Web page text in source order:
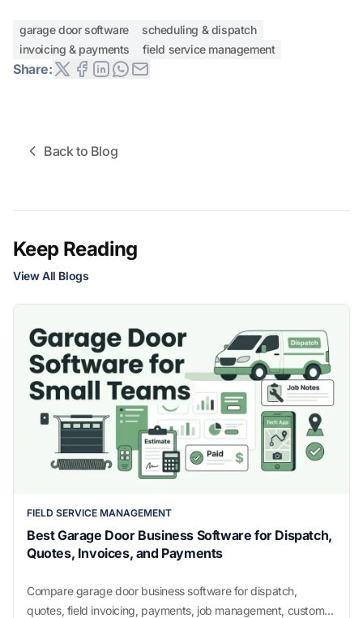
garage door software
scheduling & dispatch
invoicing & payments
field service management
Share:
Back to Blog
Keep Reading
View All Blogs
FIELD SERVICE MANAGEMENT
Best Garage Door Business Software for Dispatch,
Quotes, Invoices, and Payments
Compare garage door business software for dispatch,
quotes, field invoicing, payments, job management, customer